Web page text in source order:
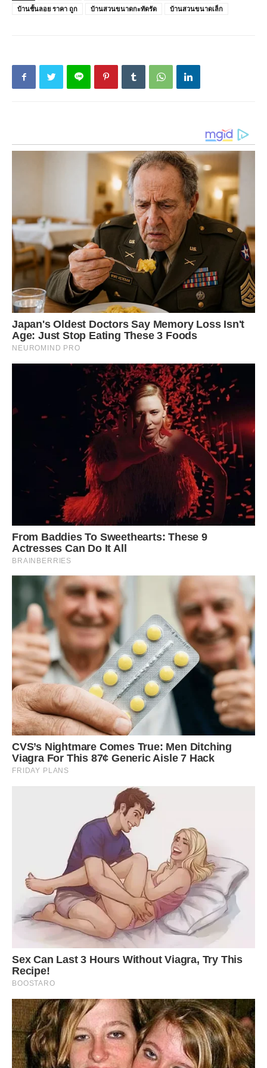
บ้านชั้นลอย ราคา ถูก
บ้านสวนขนาดกะทัดรัด บ้านสวนขนาดเล็ก